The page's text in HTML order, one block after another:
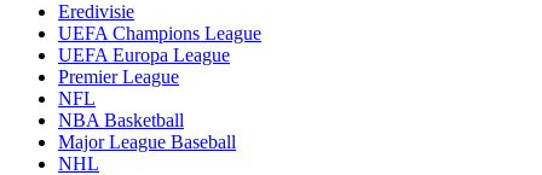
Eredivisie
UEFA Champions League
UEFA Europa League
Premier League
NFL
NBA Basketball
Major League Baseball
NHL